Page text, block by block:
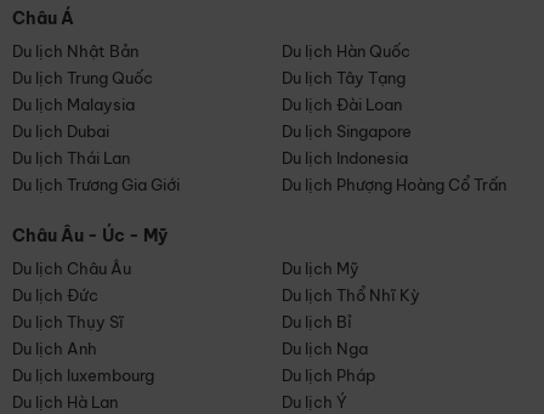
Châu Á
Du lịch Nhật Bản
Du lịch Hàn Quốc
Du lịch Trung Quốc
Du lịch Tây Tạng
Du lịch Malaysia
Du lịch Đài Loan
Du lịch Dubai
Du lịch Singapore
Du lịch Thái Lan
Du lịch Indonesia
Du lịch Trương Gia Giới
Du lịch Phượng Hoàng Cổ Trấn
Châu Âu - Úc - Mỹ
Du lịch Châu Âu
Du lịch Mỹ
Du lịch Đức
Du lịch Thổ Nhĩ Kỳ
Du lịch Thụy Sĩ
Du lịch Bỉ
Du lịch Anh
Du lịch Nga
Du lịch luxembourg
Du lịch Pháp
Du lịch Hà Lan
Du lịch Ý